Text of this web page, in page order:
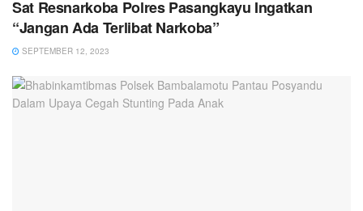
Sat Resnarkoba Polres Pasangkayu Ingatkan
“Jangan Ada Terlibat Narkoba”
SEPTEMBER 12, 2023